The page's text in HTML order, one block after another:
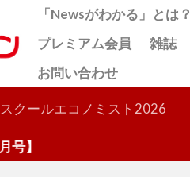
「Newsがわかる」とは？
プレミアム会員
雑誌
お問い合わせ
スクールエコノミスト2026